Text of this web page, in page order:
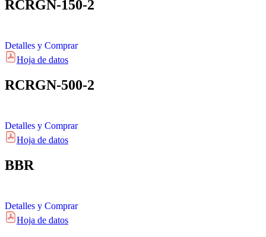
RCRGN-150-2
Detalles y Comprar
Hoja de datos
RCRGN-500-2
Detalles y Comprar
Hoja de datos
BBR
Detalles y Comprar
Hoja de datos